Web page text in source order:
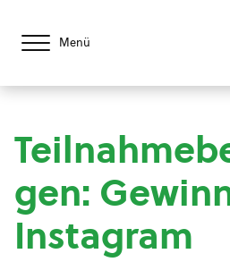
Menü
gen:
Instagram